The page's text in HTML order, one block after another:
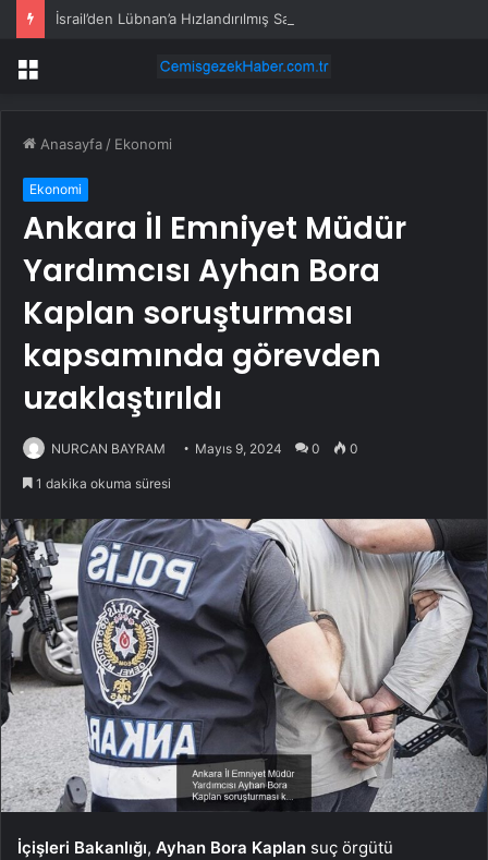
İsrail’den Lübnan’a Hızlandırılmış Saldırılar
Menü
Anasayfa / Ekonomi
Ekonomi
Ankara İl Emniyet Müdür
Yardımcısı Ayhan Bora
Kaplan soruşturması
kapsamında görevden
uzaklaştırıldı
NURCAN BAYRAM Mayıs 9, 2024 0 0
1 dakika okuma süresi
İçişleri Bakanlığı, Ayhan Bora Kaplan suç örgütü